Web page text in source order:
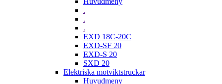
.
.
.
EXD 18C-20C
EXD-SF 20
EXD-S 20
SXD 20
Elektriska motviktstruckar
Huvudmeny